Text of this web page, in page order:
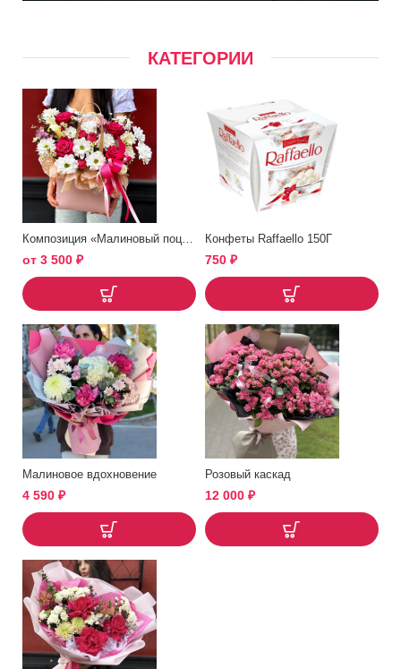
КАТЕГОРИИ
от 3 500 ₽
Конфеты Raffaello 150Г
750 ₽
Малиновое вдохновение
4 590 ₽
Розовый каскад
12 000 ₽